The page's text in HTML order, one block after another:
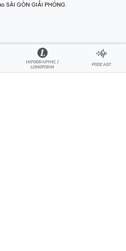
SÀI GÒN GIẢI PHÓNG.
INFOGRAPHIC /
LONGFORM
PODCAST